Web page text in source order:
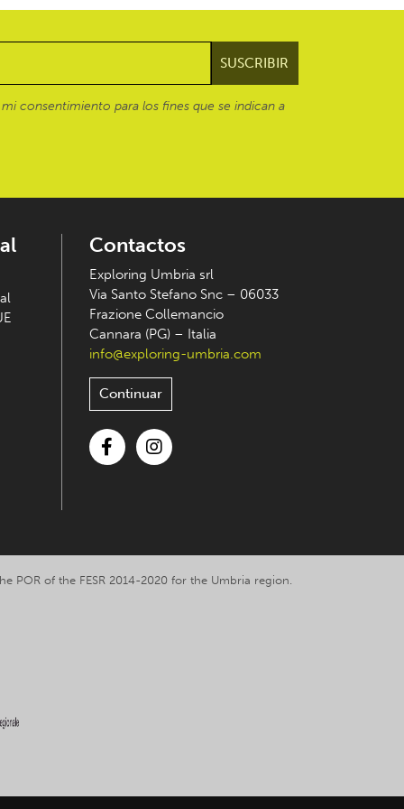
consentimiento para los fines que se indican a
Contactos
Exploring Umbria srl
Via Santo Stefano Snc – 06033
Frazione Collemancio
Cannara (PG) – Italia
info@exploring-umbria.com
Continuar
POR of the FESR 2014-2020 for the Umbria region.